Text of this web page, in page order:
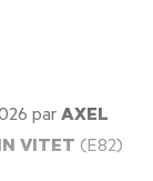
par AXEL
VITET (E82)